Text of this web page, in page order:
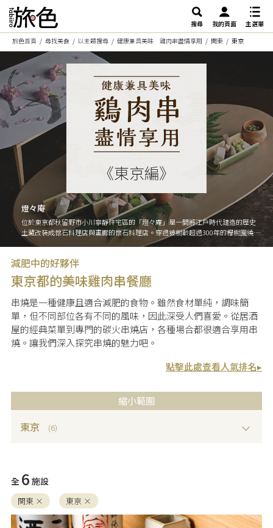
搜尋 我的頁面
主選單
旅色首頁
尋找美食 以主題搜尋 健康兼具美味 雞肉串盡情享用 関東 東京
《東京編》
燈々庵
位於東京都秋留野市小川寧靜住宅區的「燈々庵」是一間將江戶時代建造的歷史
土藏改裝成懷石料理店與畫廊的懷石料理店。穿過被樹齡超過300年的欅樹圍繞的
大門後，展開一個讓人忘卻日常忙碌的寧靜世界。懷石料理盡可能使用當地食
道道料理。店內融合傳統日本建築與現代設計的沉穩氛圍中，一邊欣賞四季變換
的庭園與附於餐點上的花卉，一邊用五感享受奢華的時光。
減肥中的好夥伴
東京都的美味雞肉串餐廳
串燒是一種健康且適合減肥的食物。雖然食材單純，調味簡
單，但不同部位各有不同的風味，因此深受人們喜愛。從居酒
屋的經典菜單到專門的碳火串燒店，各種場合都很適合享用串
燒。讓我們深入探究串燒的魅力吧。
點擊此處查看人氣排名▸
縮小範圍
東京 (6)
全 6 施設
関東 × 東京 ×